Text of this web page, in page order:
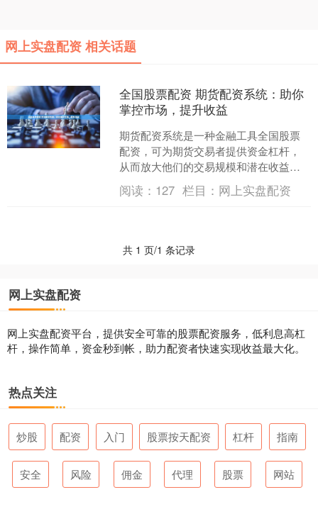
网上实盘配资 相关话题
全国股票配资 期货配资系统：助你
掌控市场，提升收益
期货配资系统是一种金融工具全国股票
配资，可为期货交易者提供资金杠杆，
从而放大他们的交易规模和潜在收益。
它为交易者提供了以下优势： 1. 资金借
入：配资炒股平台向....
阅读： 127 栏目： 网上实盘配资
共 1 页/1 条记录
网上实盘配资
网上实盘配资平台，提供安全可靠的股票配资服务，低利息高杠
杆，操作简单，资金秒到帐，助力配资者快速实现收益最大化。
热点关注
炒股 配资 入门 股票按天配资 杠杆 指南
安全 风险 佣金 代理 股票 网站